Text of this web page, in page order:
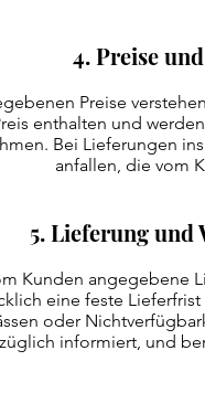
4. Preise
Preise
enthalten und
Bei Lieferungen
anfallen, die vom
5. Lieferung und
Kunden angegebene
eine feste
oder
informiert, und